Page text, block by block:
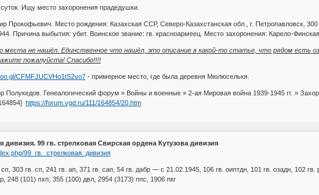
Ищу место захоронения прадедушки.
Прокофьевич. Место рождения: Казахская ССР, Северо-Казахстанская обл., г. Петропавловск,
Причина выбытия: убит. Воинское звание: гв. красноармеец. Место захоронения: Карело-
места не нашёл. Единственное что нашёл, это описание в какой-то статье, что рядом есть
пожалуйста! Спасибо!!!!
CFMFJUCVHo1tS2vo7- примерное место, где была деревня Мюлюселькя.
Полукедов. Генеалогический форум » Войны и военные » 2-ая Мировая война 1939-1945 гг. »
https://forum.vgd.ru/111/164854/20.htm
дивизия. 99 гв. стрелковая Свирская ордена Кутузова дивизия
99_гв._стрелковая_дивизия
303 гв. сп, 241 гв. ап, 371 гв. сап, 54 гв. дабр — с 21.02.1945, 106 гв. оиптдн, 101 гв. озадн, 102
248 (101) пхп, 355 (100) двл, 2954 (3173) ппс, 1906 пкг